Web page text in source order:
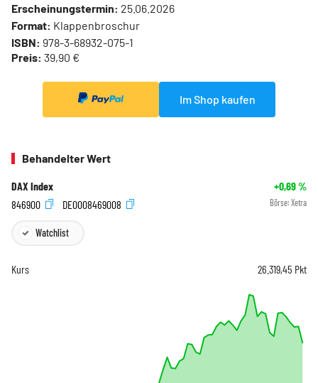
Erscheinungstermin: 25.06.2026
Format: Klappenbroschur
ISBN: 978-3-68932-075-1
Preis: 39,90 €
Im Shop kaufen
Behandelter Wert
DAX Index +0,69%
846900
DE0008469008 Börse: Xetra
Watchlist
Kurs 26.319,45 Pkt